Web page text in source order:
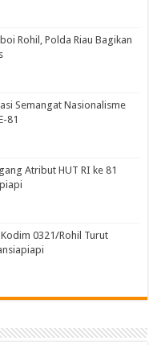
Rohil, Polda Riau Bagikan
Semangat Nasionalisme
81
Atribut HUT RI ke 81
0321/Rohil Turut